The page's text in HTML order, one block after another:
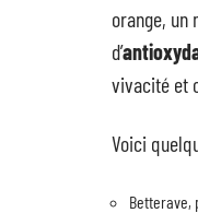
orange, un
d’
vivacité et
Voici
Betterave,